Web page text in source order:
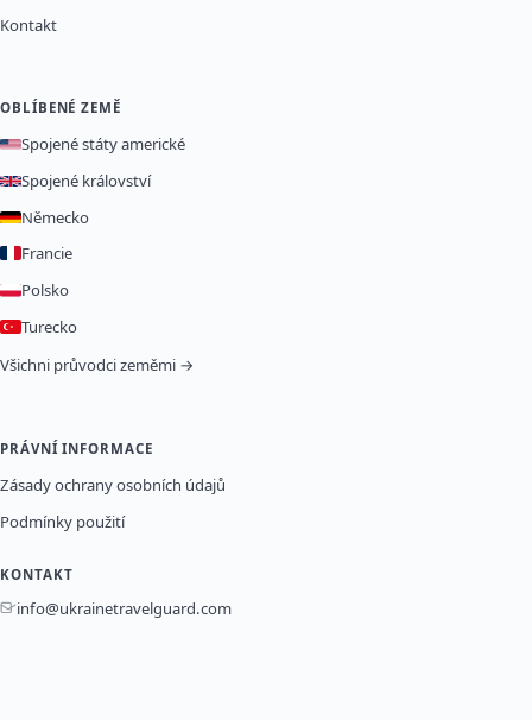
Kontakt
OBLÍBENÉ ZEMĚ
Spojené státy americké
Spojené království
Německo
Francie
Polsko
Turecko
Všichni průvodci zeměmi →
PRÁVNÍ INFORMACE
Zásady ochrany osobních údajů
Podmínky použití
KONTAKT
info@ukrainetravelguard.com